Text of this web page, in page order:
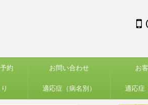
約 お問い合わせ お
適応症（病名別） 適応症